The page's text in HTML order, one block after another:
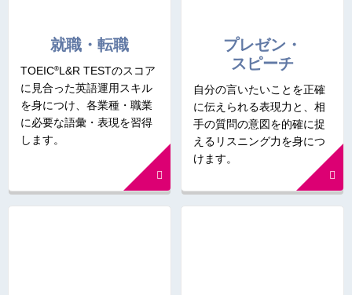
就職・転職
TOEIC®L&R TESTのスコア
に見合った英語運用スキル
を身につけ、各業種・職業
に必要な語彙・表現を習得
します。
プレゼン・
スピーチ
自分の言いたいことを正確
に伝えられる表現力と、相
手の質問の意図を的確に捉
えるリスニング力を身につ
けます。